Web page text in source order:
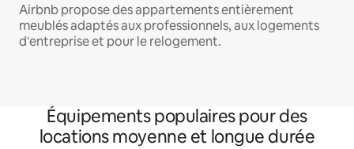
Airbnb propose des appartements entièrement
meublés adaptés aux professionnels, aux logements
d'entreprise et pour le relogement.
Équipements populaires pour des
locations moyenne et longue durée